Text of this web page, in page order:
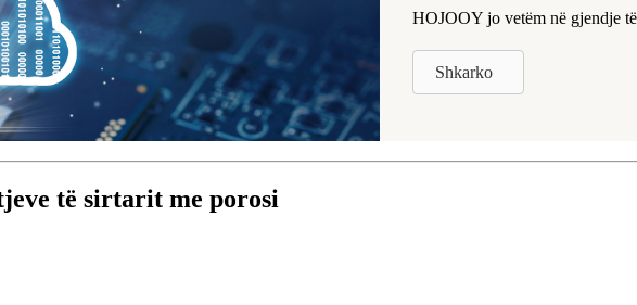
HOJOOY jo vetëm në gjendje
Shkarko
të sirtarit me porosi